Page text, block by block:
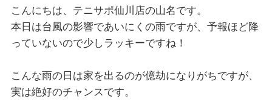
こんにちは、テニサポ仙川店の山名です。
本日は台風の影響であいにくの雨ですが、予報ほど降
っていないので少しラッキーですね！
こんな雨の日は家を出るのが億劫になりがちですが、
実は絶好のチャンスです。